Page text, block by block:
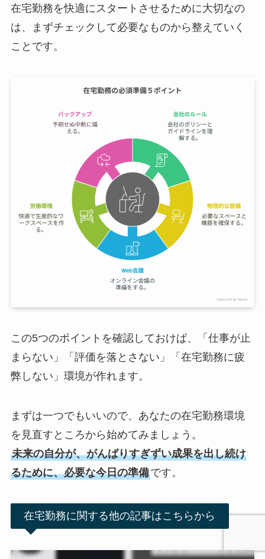
在宅勤務を快適にスタートさせるために大切なの
は、まずチェックして必要なものから整えていく
ことです。
この5つのポイントを確認しておけば、「仕事が止
まらない」「評価を落とさない」「在宅勤務に疲
弊しない」環境が作れます。
まずは一つでもいいので、あなたの在宅勤務環境
を見直すところから始めてみましょう。
未来の自分が、がんばりすぎずい成果を出し続け
るために、必要な今日の準備です。
在宅勤務に関する他の記事はこちらから